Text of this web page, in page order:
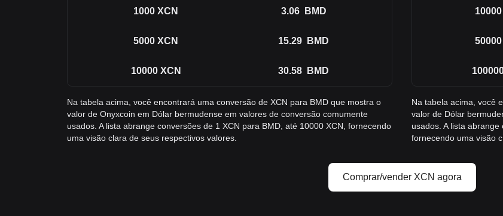
1000 XCN 3.06 BMD
5000 XCN 15.29 BMD
10000 XCN 30.58 BMD
Na tabela acima, você encontrará uma conversão de XCN para BMD que mostra o
valor de Onyxcoin em Dólar bermudense em valores de conversão comumente
usados. A lista abrange conversões de 1 XCN para BMD, até 10000 XCN, fornecendo
uma visão clara de seus respectivos valores.
10000
50000
Na tabela acima, você
valor de Dólar
usados. A lista
fornecendo uma visão
Comprar/vender XCN agora